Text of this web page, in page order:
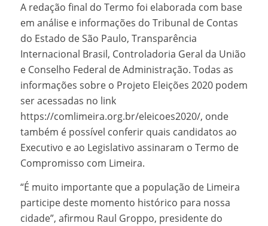
A redação final do Termo foi elaborada com base
em análise e informações do Tribunal de Contas
do Estado de São Paulo, Transparência
Internacional Brasil, Controladoria Geral da União
e Conselho Federal de Administração. Todas as
informações sobre o Projeto Eleições 2020 podem
ser acessadas no link
https://comlimeira.org.br/eleicoes2020/, onde
também é possível conferir quais candidatos ao
Executivo e ao Legislativo assinaram o Termo de
Compromisso com Limeira.
“É muito importante que a população de Limeira
participe deste momento histórico para nossa
cidade”, afirmou Raul Groppo, presidente do